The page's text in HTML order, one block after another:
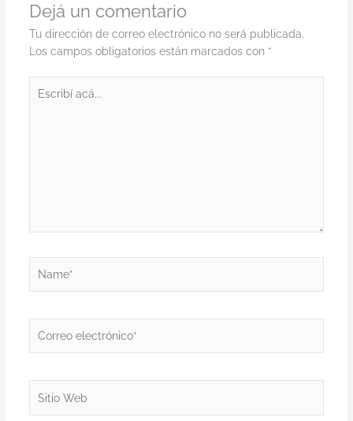
Dejá un comentario
Tu dirección de correo electrónico no será publicada.
Los campos obligatorios están marcados con *
acá...
electrónico*
Web